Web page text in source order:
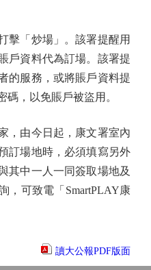
「炒場」。該署提醒用
戶資料代為訂場。該署提
的服務，或將賬戶資料提
，以免賬戶被盜用。
由今日起，康文署室內
訂場地時，必須填寫另外
其中一人一同簽取場地及
，可致電「SmartPLAY康
讀大公報PDF版面